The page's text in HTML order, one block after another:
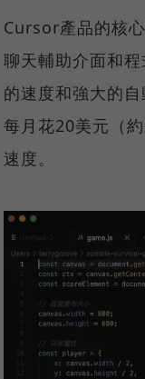
Cursor產品的核
聊天輔助介面和
的速度和強大的
每月花20美元（
速度。